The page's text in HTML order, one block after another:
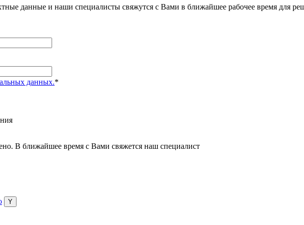
данные и наши специалисты свяжутся с Вами в ближайшее рабочее время для
данных.*
В ближайшее время с Вами свяжется наш специалист